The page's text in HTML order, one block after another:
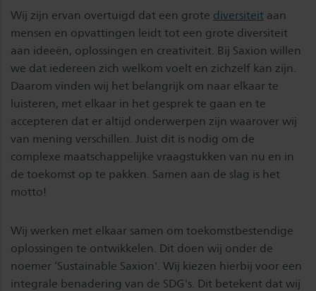
Wij zijn ervan overtuigd dat een grote diversiteit aan
mensen en opvattingen leidt tot een grote diversiteit
aan ideeën, oplossingen en creativiteit. Bij Saxion willen
we dat iedereen zich welkom voelt en zichzelf kan zijn.
Daarom vinden wij het belangrijk om naar elkaar te
luisteren, met elkaar in het gesprek te gaan en te
accepteren dat er altijd onderwerpen zijn waarover wij
van mening verschillen. Juist dit is nodig om de
complexe maatschappelijke vraagstukken van nu en in
de toekomst op te pakken. Samen aan de slag is het
motto!
Wij werken met elkaar samen om toekomstbestendige
oplossingen te ontwikkelen. Dit doen wij onder de
noemer ‘Sustainable Saxion'. Wij kiezen hierbij voor een
integrale benadering van de SDG's. Dit betekent dat wij